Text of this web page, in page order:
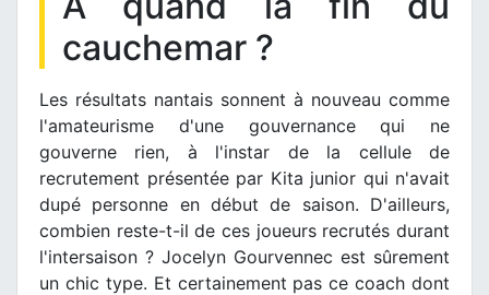
cauchemar ?
Les résultats nantais sonnent à nouveau comme
l'amateurisme d'une gouvernance qui ne
gouverne rien, à l'instar de la cellule de
recrutement présentée par Kita junior qui n'avait
dupé personne en début de saison. D'ailleurs,
combien reste-t-il de ces joueurs recrutés durant
l'intersaison ? Jocelyn Gourvennec est sûrement
un chic type. Et certainement pas ce coach dont